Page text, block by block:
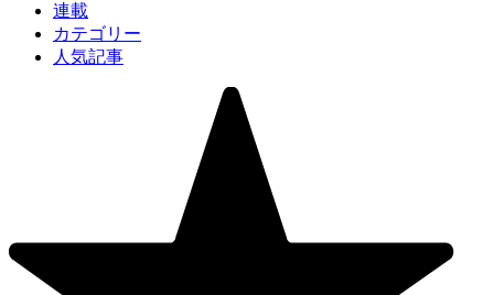
連載
カテゴリー
人気記事